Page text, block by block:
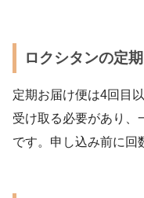
ロクシタンの定
定期お届け便は4回目
受け取る必要があり、
です。申し込み前に回